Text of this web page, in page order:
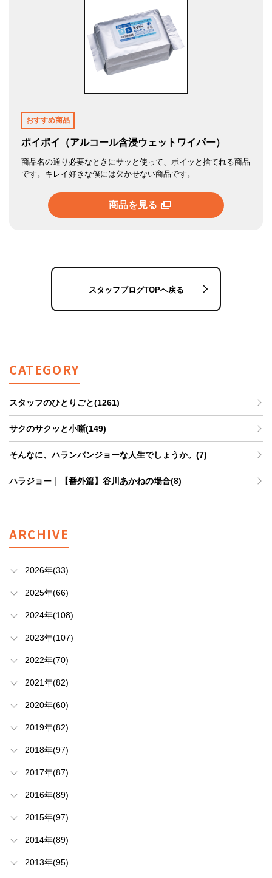
おすすめ商品
ポイポイ（アルコール含浸ウェットワイパー）
商品名の通り必要なときにサッと使って、ポイッと捨てれる商品
です。キレイ好きな僕には欠かせない商品です。
商品を見る
スタッフブログTOPへ戻る
CATEGORY
スタッフのひとりごと(1261)
サクのサクッと小噺(149)
そんなに、ハランバンジョーな人生でしょうか。(7)
ハラジョー｜【番外篇】谷川あかねの場合(8)
ARCHIVE
2026年(33)
2025年(66)
2024年(108)
2023年(107)
2022年(70)
2021年(82)
2020年(60)
2019年(82)
2018年(97)
2017年(87)
2016年(89)
2015年(97)
2014年(89)
2013年(95)